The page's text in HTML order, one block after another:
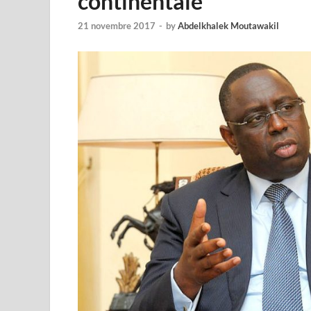
21 novembre 2017 - byAbdelkhalek Moutawakil